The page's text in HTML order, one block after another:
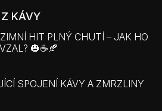
KÁVY
HIT PLNÝ CHUTÍ – JAK HO
🎃☕🍂
SPOJENÍ KÁVY A ZMRZLINY